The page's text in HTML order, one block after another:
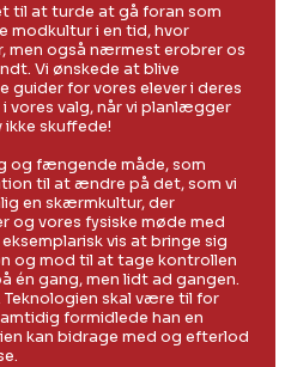
til at turde at gå foran som
modkultur i en tid, hvor
men også nærmest erobrer os
Vi ønskede at blive
for vores elever i deres
vores valg, når vi planlægger
ikke skuffede!
og fængende måde, som
til at ændre på det, som vi
en skærmkultur, der
og vores fysiske møde med
vis at bringe sig
og mod til at tage kontrollen
én gang, men lidt ad gangen.
Teknologien skal være til for
formidlede han en
kan bidrage med og efterlod